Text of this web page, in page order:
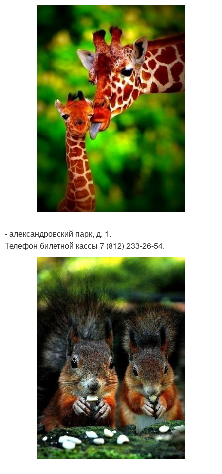
- александровский парк, д. 1.
Телефон билетной кассы 7 (812) 233-26-54.